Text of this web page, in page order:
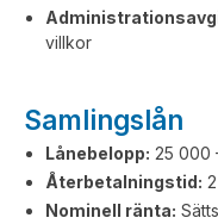
villkor
Samlingslån
Lånebelopp: 25 000
Återbetalningstid:
Nominell ränta: